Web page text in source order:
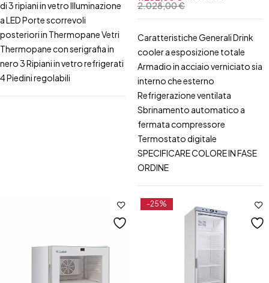
di 3 ripiani in vetro Illuminazione
a LED Porte scorrevoli
posteriori in Thermopane Vetri
Thermopane con serigrafia in
nero 3 Ripiani in vetro refrigerati
4 Piedini regolabili
Bianca/Nera
2.028,00€
Caratteristiche Generali Drink
cooler a esposizione totale
Armadio in acciaio verniciato sia
interno che esterno
Refrigerazione ventilata
Sbrinamento automatico a
fermata compressore
Termostato digitale
SPECIFICARE COLORE IN FASE
ORDINE
-25%